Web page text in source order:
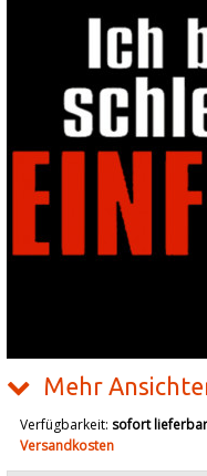
Mehr
Verfügbarkeit: sofort lieferbar
Versandkosten